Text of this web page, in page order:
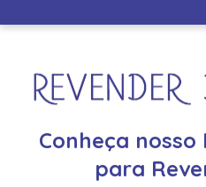
Conheça
para